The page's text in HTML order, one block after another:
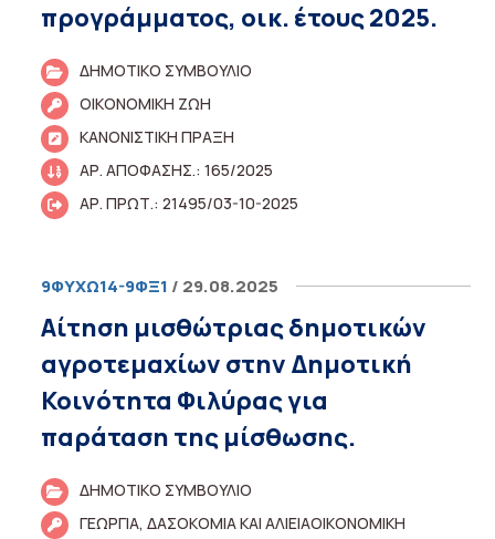
προγράμματος, οικ. έτους 2025.
ΔΗΜΟΤΙΚΟ ΣΥΜΒΟΥΛΙΟ
ΟΙΚΟΝΟΜΙΚΗ ΖΩΗ
ΚΑΝΟΝΙΣΤΙΚΗ ΠΡΑΞΗ
ΑΡ. ΑΠΟΦΑΣΗΣ.: 165/2025
ΑΡ. ΠΡΩΤ.: 21495/03-10-2025
9ΦΥΧΩ14-9ΦΞ1 / 29.08.2025
Αίτηση μισθώτριας δημοτικών
αγροτεμαχίων στην Δημοτική
Κοινότητα Φιλύρας για
παράταση της μίσθωσης.
ΔΗΜΟΤΙΚΟ ΣΥΜΒΟΥΛΙΟ
ΓΕΩΡΓΙΑ, ΔΑΣΟΚΟΜΙΑ ΚΑΙ ΑΛΙΕΙΑΟΙΚΟΝΟΜΙΚΗ